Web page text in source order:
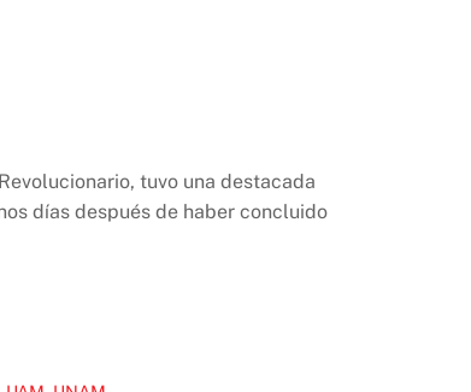
tuvo una destacada
días después de haber concluido